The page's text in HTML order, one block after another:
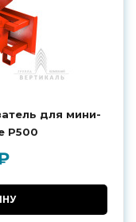
для мини-
P500